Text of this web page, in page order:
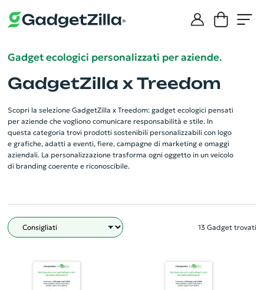
Gadget ecologici personalizzati per aziende.
GadgetZilla x Treedom
Scopri la selezione GadgetZilla x Treedom: gadget ecologici pensati
per aziende che vogliono comunicare responsabilità e stile. In
questa categoria trovi prodotti sostenibili personalizzabili con logo
e grafiche, adatti a eventi, fiere, campagne di marketing e omaggi
aziendali. La personalizzazione trasforma ogni oggetto in un veicolo
di branding coerente e riconoscibile.
Filtro 13 Gadget trovati